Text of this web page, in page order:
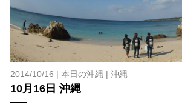
2014/10/16 | 本日の沖縄 | 沖縄
10月16日 沖縄